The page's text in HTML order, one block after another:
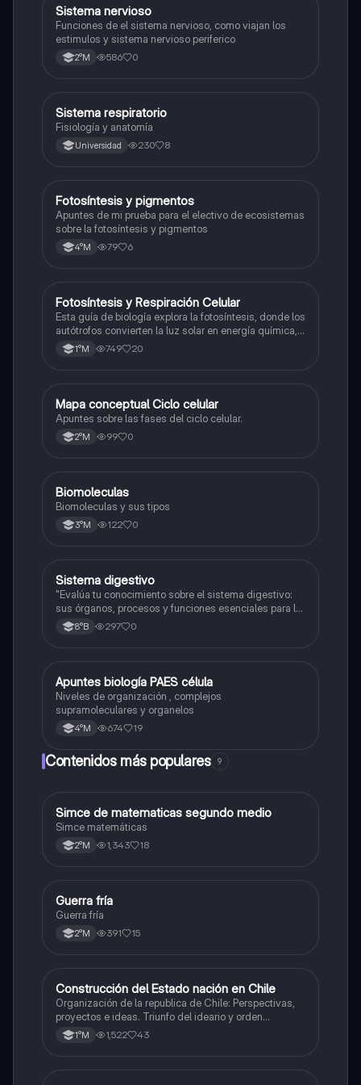
SBiología
Sistema nervioso
Funciones de el sistema nervioso, como viajan los
estimulos y sistema nervioso periferico
2°M 586 0
Biología
Sistema respiratorio
Fisiología y anatomía
Universidad 230 8
Biología
Fotosíntesis y pigmentos
Apuntes de mi prueba para el electivo de ecosistemas
sobre la fotosíntesis y pigmentos
4°M 79 6
Biología
Fotosíntesis y Respiración Celular
Esta guía de biología explora la fotosíntesis, donde los
autótrofos convierten la luz solar en energía química, y
la respiración celular, un proceso vital para el flujo de
energía en los ecosistemas.
1°M 749 20
Biología
Mapa conceptual Ciclo celular
Apuntes sobre las fases del ciclo celular.
2°M 99 0
Biología
Biomoleculas
Biomoleculas y sus tipos
3°M 122 0
Biología
Sistema digestivo
"Evalúa tu conocimiento sobre el sistema digestivo:
sus órganos, procesos y funciones esenciales para la
nutrición."
8°B 297 0
Biología
Apuntes biología PAES célula
Niveles de organización , complejos
supramoleculares y organelos
4°M 674 19
Contenidos más populares 9
Matemáticas
Simce de matematicas segundo medio
Simce matemáticas
2°M 1,343 18
Historia
Guerra fría
Guerra fría
2°M 391 15
Historia
Construcción del Estado nación en Chile
Organización de la republica de Chile: Perspectivas,
proyectos e ideas. Triunfo del ideario y orden
conservador. Constitución de 1833. "Era Portaliana"
1°M 1,522 43